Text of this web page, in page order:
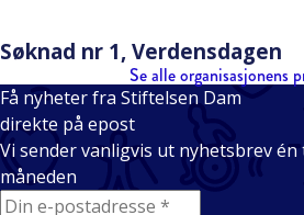
Søknad nr 1, Verdensdagen
Se alle organisasjonens
Få nyheter fra Stiftelsen Dam
direkte på epost
Vi sender vanligvis ut nyhetsbrev
måneden
E-mail